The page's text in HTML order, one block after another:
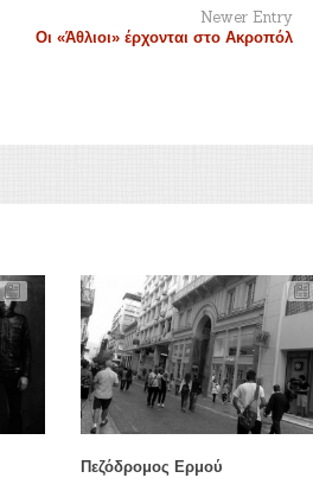
Newer Entry
Οι «Άθλιοι» έρχονται στο Ακροπόλ
Πεζόδρομος Ερμού